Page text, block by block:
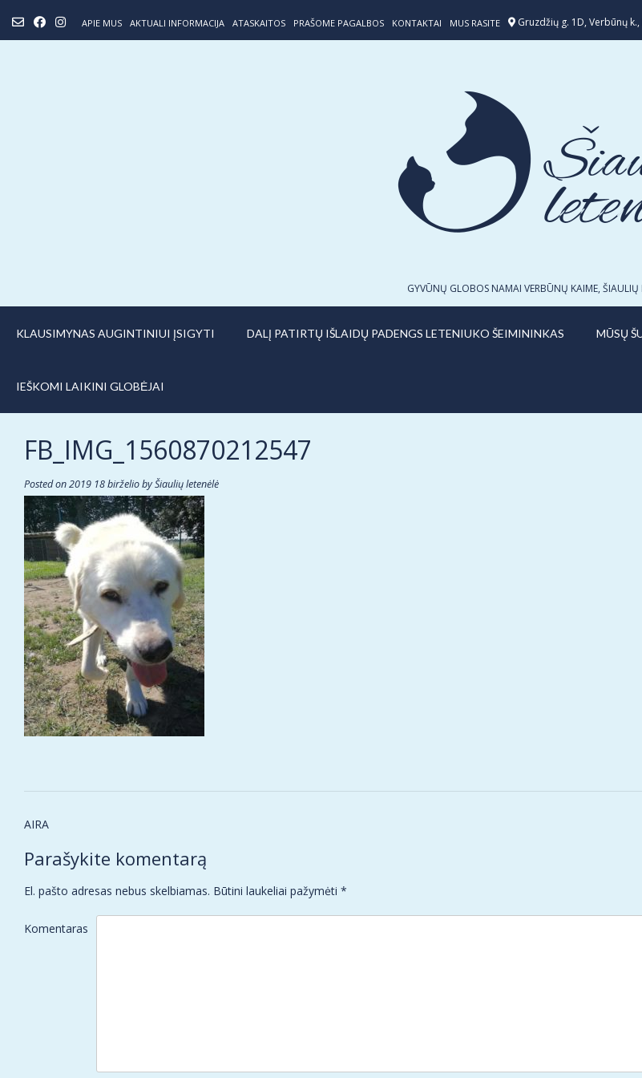
content
APIE MUS AKTUALI INFORMACIJA ATASKAITOS PRAŠOME PAGALBOS KONTAKTAI MUS RASITE Gruzdžių g. 1D, Verbūnų
GYVŪNŲ GLOBOS NAMAI VERBŪNŲ KAIME, ŠIAULIŲ
KLAUSIMYNAS AUGINTINIUI ĮSIGYTI DALĮ PATIRTŲ IŠLAIDŲ PADENGS LETENIUKO ŠEIMININKAS MŪSŲ
IEŠKOMI LAIKINI GLOBĖJAI
FB_IMG_1560870212547
Posted on2019 18 birželiobyŠiaulių letenėlė
Post
AIRA
Parašykite komentarą
El. pašto adresas nebus skelbiamas. Būtini laukeliai pažymėti *
Komentaras